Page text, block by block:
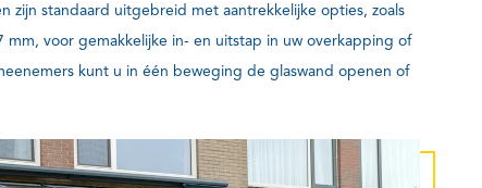
zijn standaard uitgebreid met aantrekkelijke opties, zoals
mm, voor gemakkelijke in- en uitstap in uw overkapping of
kunt u in één beweging de glaswand openen of